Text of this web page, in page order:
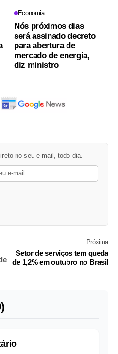
Economia
Nós próximos dias
será assinado decreto
para abertura de
mercado de energia,
diz ministro
no seu e-mail, todo dia.
Próxima
Setor de serviços tem queda
de 1,2% em outubro no Brasil